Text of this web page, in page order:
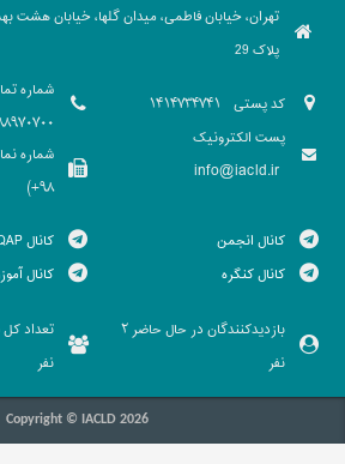
تهران، خیابان فاطمی، میدان گلها، خیابان هشت
پلاک 29
کد پستی
پست الکترونیک
info@iacld.ir
شماره
(21 98+)
شماره
98+)
کانال انجمن
کانال کنگره
کانال EQAP
کانال
بازدیدکنندگان در حال حاضر 2
نفر
تعداد کل
نفر
Copyright © IACLD 2026